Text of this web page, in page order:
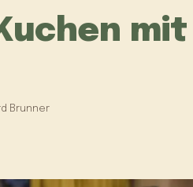
mit
Brunner